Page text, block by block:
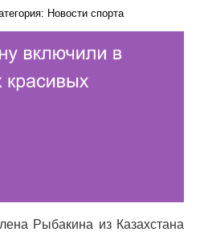
Новости спорта
Рыбакина из Казахстана